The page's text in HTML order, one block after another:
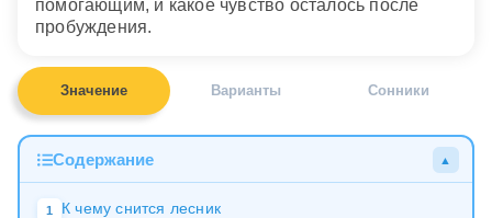
помогающим, и какое чувство осталось после
пробуждения.
Значение Варианты Сонники
Содержание ▲
1 К чему снится лесник